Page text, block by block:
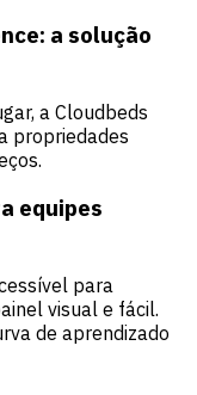
a solução
a Cloudbeds
propriedades
equipes
para
visual e fácil.
de aprendizado